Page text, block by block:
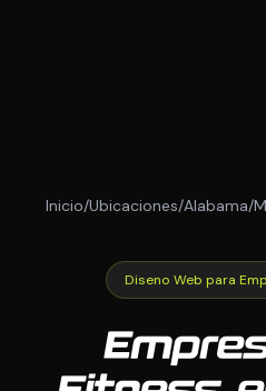
Inicio/Ubicaciones/Alabama/
Diseno Web para